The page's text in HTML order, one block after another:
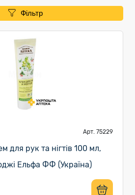
Фільтр
Арт. 75229
для рук та нігтів 100 мл,
Ельфа ФФ (Україна)